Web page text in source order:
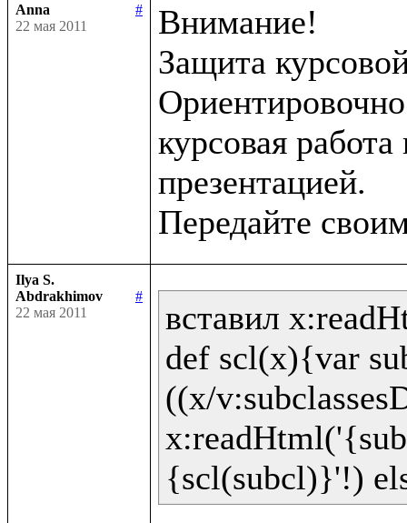
Anna
#
22 мая 2011
Внимание!
Защита
курсовая
презентацией.
Ilya S.
Abdrakhimov
#
22 мая 2011
вставил
def scl(x){var
((x/